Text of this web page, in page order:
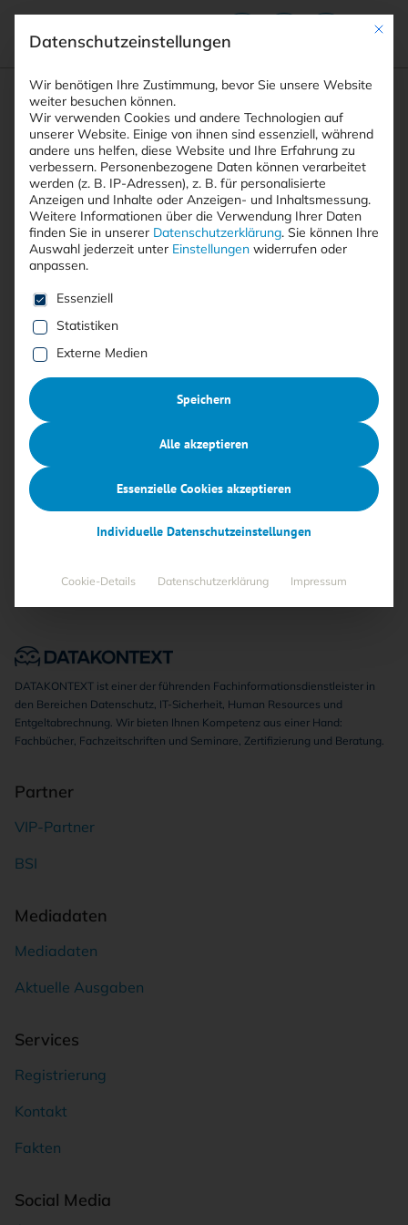
Suchfeld
Suchen
Breadcrumb-Navigation
STARTSEITE MOBILE MALWARE ABWEHR
Alle Beiträge mit dem
Schlagwort “mobile Malware
Abwehr”
<kes>+
Keine Beiträge gefunden
DATAKONTEXT ist einer der führenden Fachinformationsdienstleister in
den Bereichen Datenschutz, IT-Sicherheit, Human Resources und
Entgeltabrechnung. Wir bieten Ihnen Kompetenz aus einer Hand:
Fachbücher, Fachzeitschriften und Seminare, Zertifizierung und Beratung.
Partner
VIP-Partner
BSI
Mediadaten
Mediadaten
Aktuelle Ausgaben
Services
Registrierung
Kontakt
Fakten
Social Media
Mit
Datenschutzeinstellungen
Wir benötigen Ihre Zustimmung, bevor Sie unsere Website
weiter besuchen können.
Wir verwenden Cookies und andere Technologien auf
unserer Website. Einige von ihnen sind essenziell, während
andere uns helfen, diese Website und Ihre Erfahrung zu
verbessern. Personenbezogene Daten können verarbeitet
werden (z. B. IP-Adressen), z. B. für personalisierte
Anzeigen und Inhalte oder Anzeigen- und Inhaltsmessung.
Weitere Informationen über die Verwendung Ihrer Daten
finden Sie in unserer Datenschutzerklärung. Sie können Ihre
Auswahl jederzeit unter Einstellungen widerrufen oder
anpassen.
Es folgt eine Liste der Service-Gruppen, für die eine
Essenziell
Statistiken
Externe Medien
Speichern
Alle akzeptieren
Essenzielle Cookies akzeptieren
Individuelle Datenschutzeinstellungen
Cookie-Details Datenschutzerklärung Impressum